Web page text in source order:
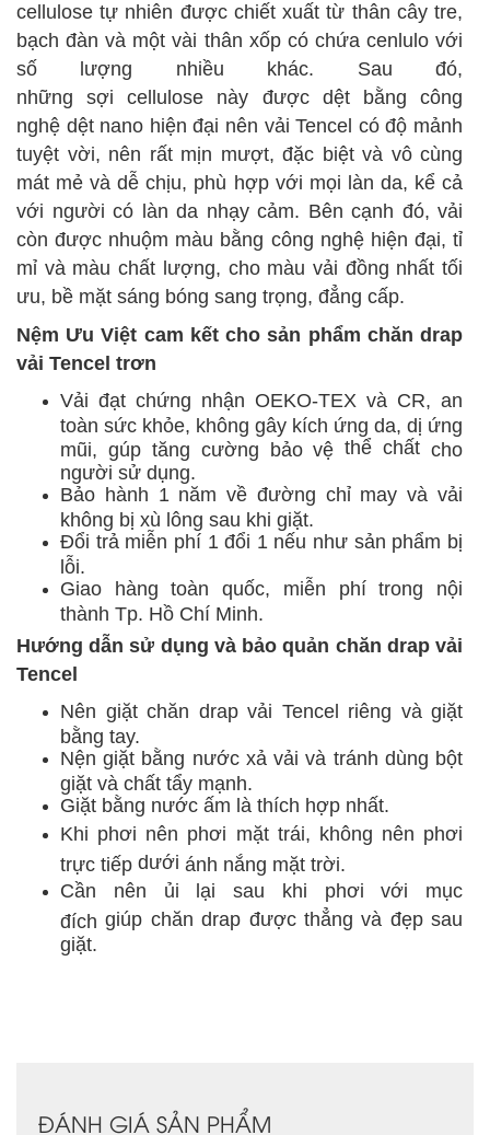
cellulose tự nhiên được chiết xuất từ thân cây tre,
bạch đàn và một vài thân xốp có chứa cenlulo với
số lượng nhiều khác. Sau đó,
những sợi cellulose này được dệt bằng công
nghệ dệt nano hiện đại nên vải Tencel có độ mảnh
tuyệt vời, nên rất mịn mượt, đặc biệt và vô cùng
mát mẻ và dễ chịu, phù hợp với mọi làn da, kể cả
với người có làn da nhạy cảm. Bên cạnh đó, vải
còn được nhuộm màu bằng công nghệ hiện đại, tỉ
mỉ và màu chất lượng, cho màu vải đồng nhất tối
ưu, bề mặt sáng bóng sang trọng, đẳng cấp.
Nệm Ưu Việt cam kết cho sản phẩm chăn drap
vải Tencel trơn
Vải đạt chứng nhận OEKO-TEX và CR, an
toàn sức khỏe, không gây kích ứng da, dị ứng
mũi, gúp tăng cường bảo vệthể chất cho
người sử dụng.
Bảo hành 1 năm về đường chỉ may và vải
không bị xù lông sau khi giặt.
Đổi trả miễn phí 1 đổi 1 nếu như sản phẩm bị
lỗi.
Giao hàng toàn quốc, miễn phí trong nội
thành Tp. Hồ Chí Minh.
Hướng dẫn sử dụng và bảo quản chăn drap vải
Tencel
Nên giặt chăn drap vải Tencel riêng và giặt
bằng tay.
Nện giặt bằng nước xả vải và tránh dùng bột
giặt và chất tẩy mạnh.
Giặt bằng nước ấm là thích hợp nhất.
Khi phơi nên phơi mặt trái, không nên phơi
trực tiếp dưới ánh nắng mặt trời.
Cần nên ủi lại sau khi phơivới mục
đích giúp chăn drap được thẳng và đẹp sau
giặt.
ĐÁNH GIÁ SẢN PHẨM